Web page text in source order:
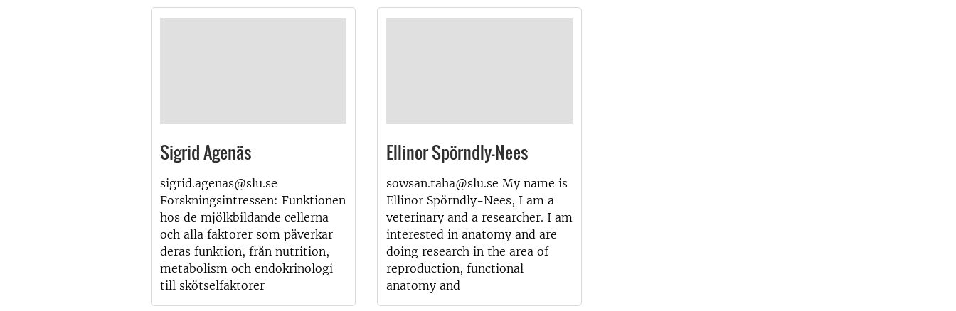
Sigrid Agenäs
sigrid.agenas@slu.se
Forskningsintressen: Funktionen
hos de mjölkbildande cellerna
och alla faktorer som påverkar
deras funktion, från nutrition,
metabolism och endokrinologi
till skötselfaktorer
Ellinor Spörndly-Nees
sowsan.taha@slu.se My name is
Ellinor Spörndly-Nees, I am a
veterinary and a researcher. I am
interested in anatomy and are
doing research in the area of
reproduction, functional
anatomy and